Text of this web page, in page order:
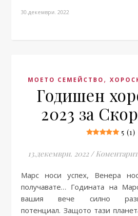
30.декември. 2022
МОЕТО СЕМЕЙСТВО ,
Годишен
2023 за
5 (1)
13.декември. 2022 /
Марс носи успех, Венера носи любов Какво
получавате… Годината на
вашия вече силно
потенциал. Защото тази